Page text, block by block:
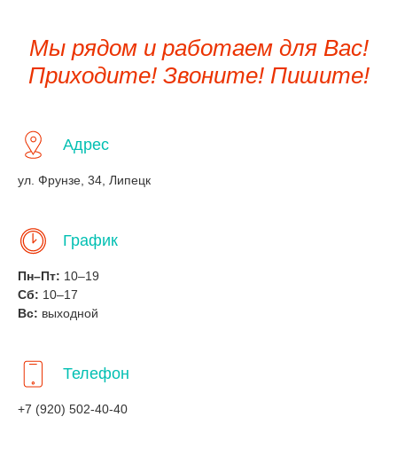
Мы рядом и работаем для Вас!
Приходите! Звоните! Пишите!
Адрес
ул. Фрунзе, 34, Липецк
График
Пн–Пт: 10–19
Сб: 10–17
Вс: выходной
Телефон
+7 (920) 502-40-40